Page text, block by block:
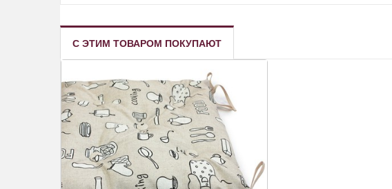
С ЭТИМ ТОВАРОМ ПОКУПАЮТ